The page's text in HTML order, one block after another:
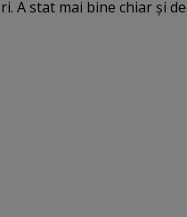
A stat mai bine chiar şi